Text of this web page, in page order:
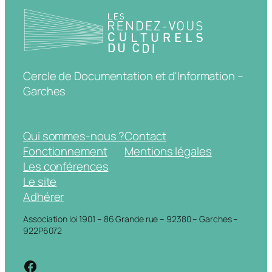
Cercle de Documentation et d'Information –
Garches
Qui sommes-nous ?
Fonctionnement
Les conférences
Le site
Adhérer
Contact
Mentions légales
Association loi 1901 – 86 Grande rue – 92380 – Garches –
922P6072
https://www.facebook.com/